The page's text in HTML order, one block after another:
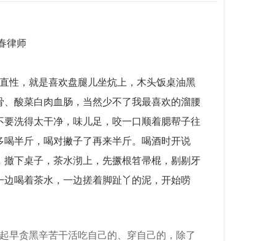
律师
，就是喜欢盘腿儿坐炕上，木头饭桌油黑
酸菜白肉血肠，当然少不了我最喜欢的溜腰
洗得太干净，味儿足，咬一口顺着腮帮子往
半斤，喝对撇子了再来半斤。喝酒时开说
下桌子，茶水沏上，先撅根笤帚棍，剔剔牙
喝着茶水，一边搓着脚趾丫的泥，开始唠
贪黑辛苦干活吃自己的、穿自己的，除了